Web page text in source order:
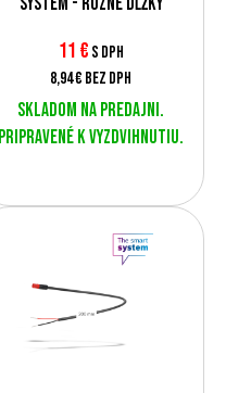
11 € s DPH
8,94 € bez DPH
Skladom na predajni.
Pripravené k vyzdvihnutiu.